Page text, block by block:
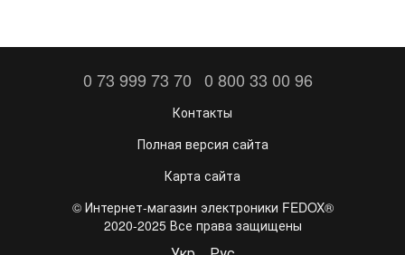
0 73 999 73 70 0 800 33 00 96
Контакты
Полная версия сайта
Карта сайта
©️ Интернет-магазин электроники FEDOX®
2020-2025 Все права защищены